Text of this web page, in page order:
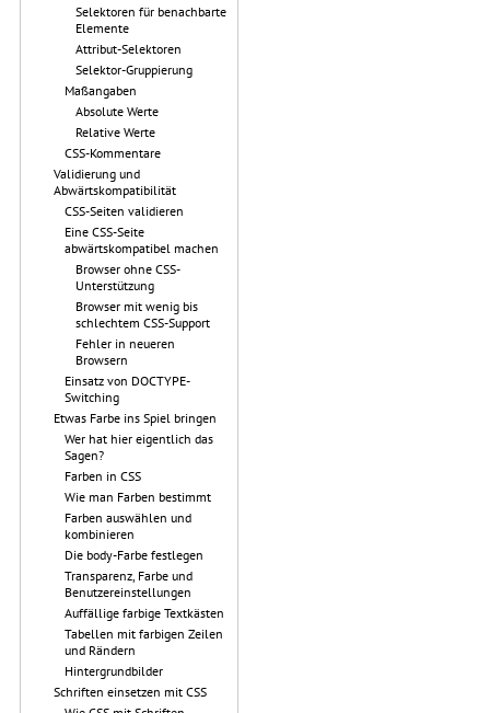
Selektoren für benachbarte
Elemente
Attribut-Selektoren
Selektor-Gruppierung
Maßangaben
Absolute Werte
Relative Werte
CSS-Kommentare
Validierung und
Abwärtskompatibilität
CSS-Seiten validieren
Eine CSS-Seite
abwärtskompatibel machen
Browser ohne CSS-
Unterstützung
Browser mit wenig bis
schlechtem CSS-Support
Fehler in neueren
Browsern
Einsatz von DOCTYPE-
Switching
Etwas Farbe ins Spiel bringen
Wer hat hier eigentlich das
Sagen?
Farben in CSS
Wie man Farben bestimmt
Farben auswählen und
kombinieren
Die body-Farbe festlegen
Transparenz, Farbe und
Benutzereinstellungen
Auffällige farbige Textkästen
Tabellen mit farbigen Zeilen
und Rändern
Hintergrundbilder
Schriften einsetzen mit CSS